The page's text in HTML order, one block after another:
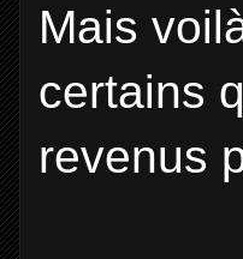
Mais
certains
revenus